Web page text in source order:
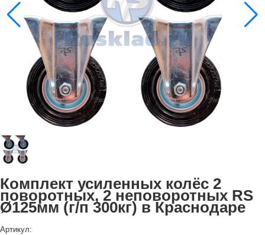
Комплект усиленных колёс 2
поворотных, 2 неповоротных RS
Ø125мм (г/п 300кг) в Краснодаре
Артикул: